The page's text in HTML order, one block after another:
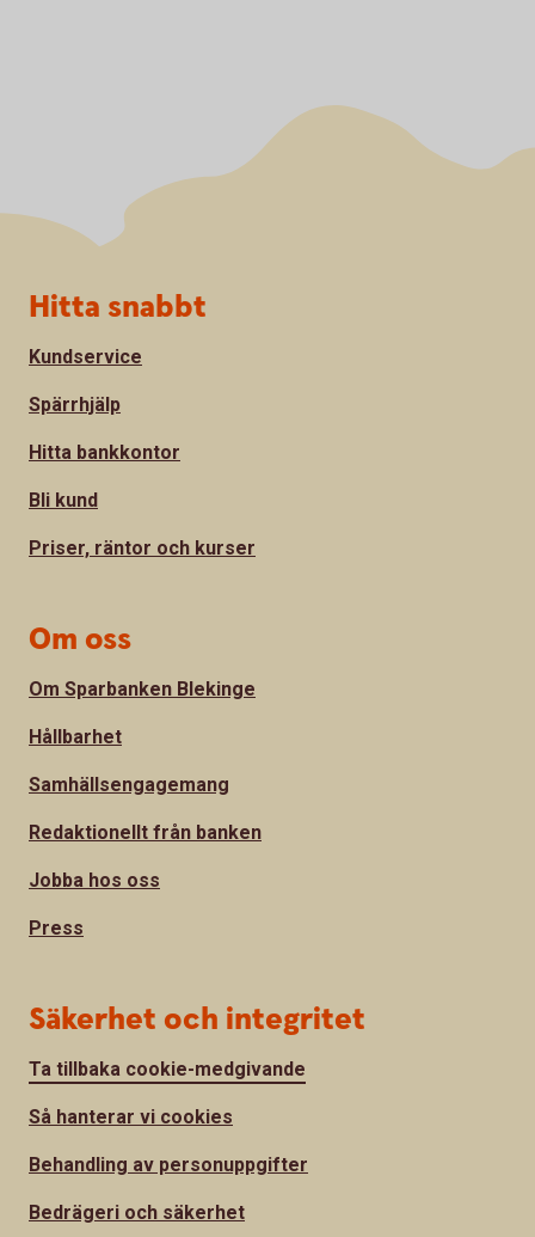
Sidfot
Hitta snabbt
Kundservice
Spärrhjälp
Hitta bankkontor
Bli kund
Priser, räntor och kurser
Om oss
Om Sparbanken Blekinge
Hållbarhet
Samhällsengagemang
Redaktionellt från banken
Jobba hos oss
Press
Säkerhet och integritet
Ta tillbaka cookie-medgivande
Så hanterar vi cookies
Behandling av personuppgifter
Bedrägeri och säkerhet